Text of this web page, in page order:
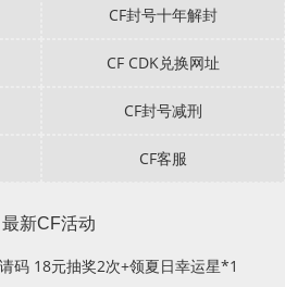
CF封号十年解封
CF CDK兑换网址
CF封号减刑
CF客服
最新CF活动
码 18元抽奖2次+领夏日幸运星*1